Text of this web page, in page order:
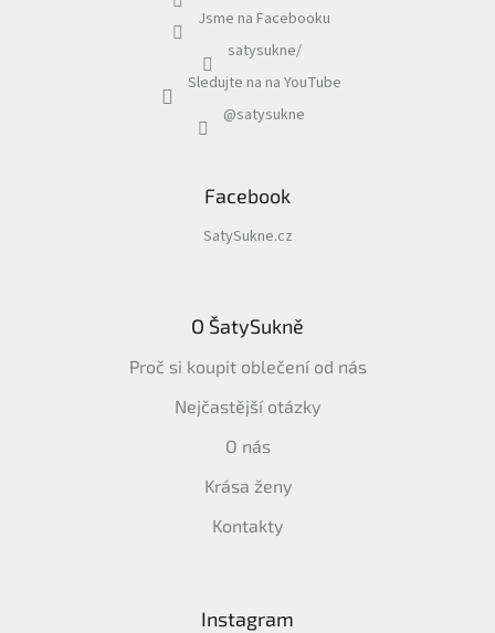
Jsme na Facebooku
satysukne/
Sledujte na na YouTube
@satysukne
Facebook
SatySukne.cz
O ŠatySukně
Proč si koupit oblečení od nás
Nejčastější otázky
O nás
Krása ženy
Kontakty
Instagram